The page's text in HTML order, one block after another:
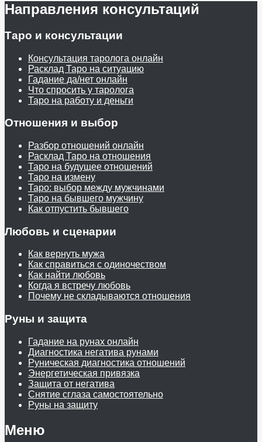
Направления консультаций
Таро и консультации
Консультация таролога онлайн
Расклад Таро на ситуацию
Гадание да/нет онлайн
Что спросить у таролога
Таро на работу и деньги
Отношения и выбор
Разбор отношений онлайн
Расклад Таро на отношения
Таро на будущее отношений
Таро на измену
Таро: выбор между мужчинами
Таро на бывшего мужчину
Как отпустить бывшего
Любовь и сценарии
Как вернуть мужа
Как справиться с одиночеством
Как найти любовь
Когда я встречу любовь
Почему не складываются отношения
Руны и защита
Гадание на рунах онлайн
Диагностика негатива рунами
Руническая диагностика отношений
Энергетическая привязка
Защита от негатива
Снятие сглаза самостоятельно
Руны на защиту
Меню